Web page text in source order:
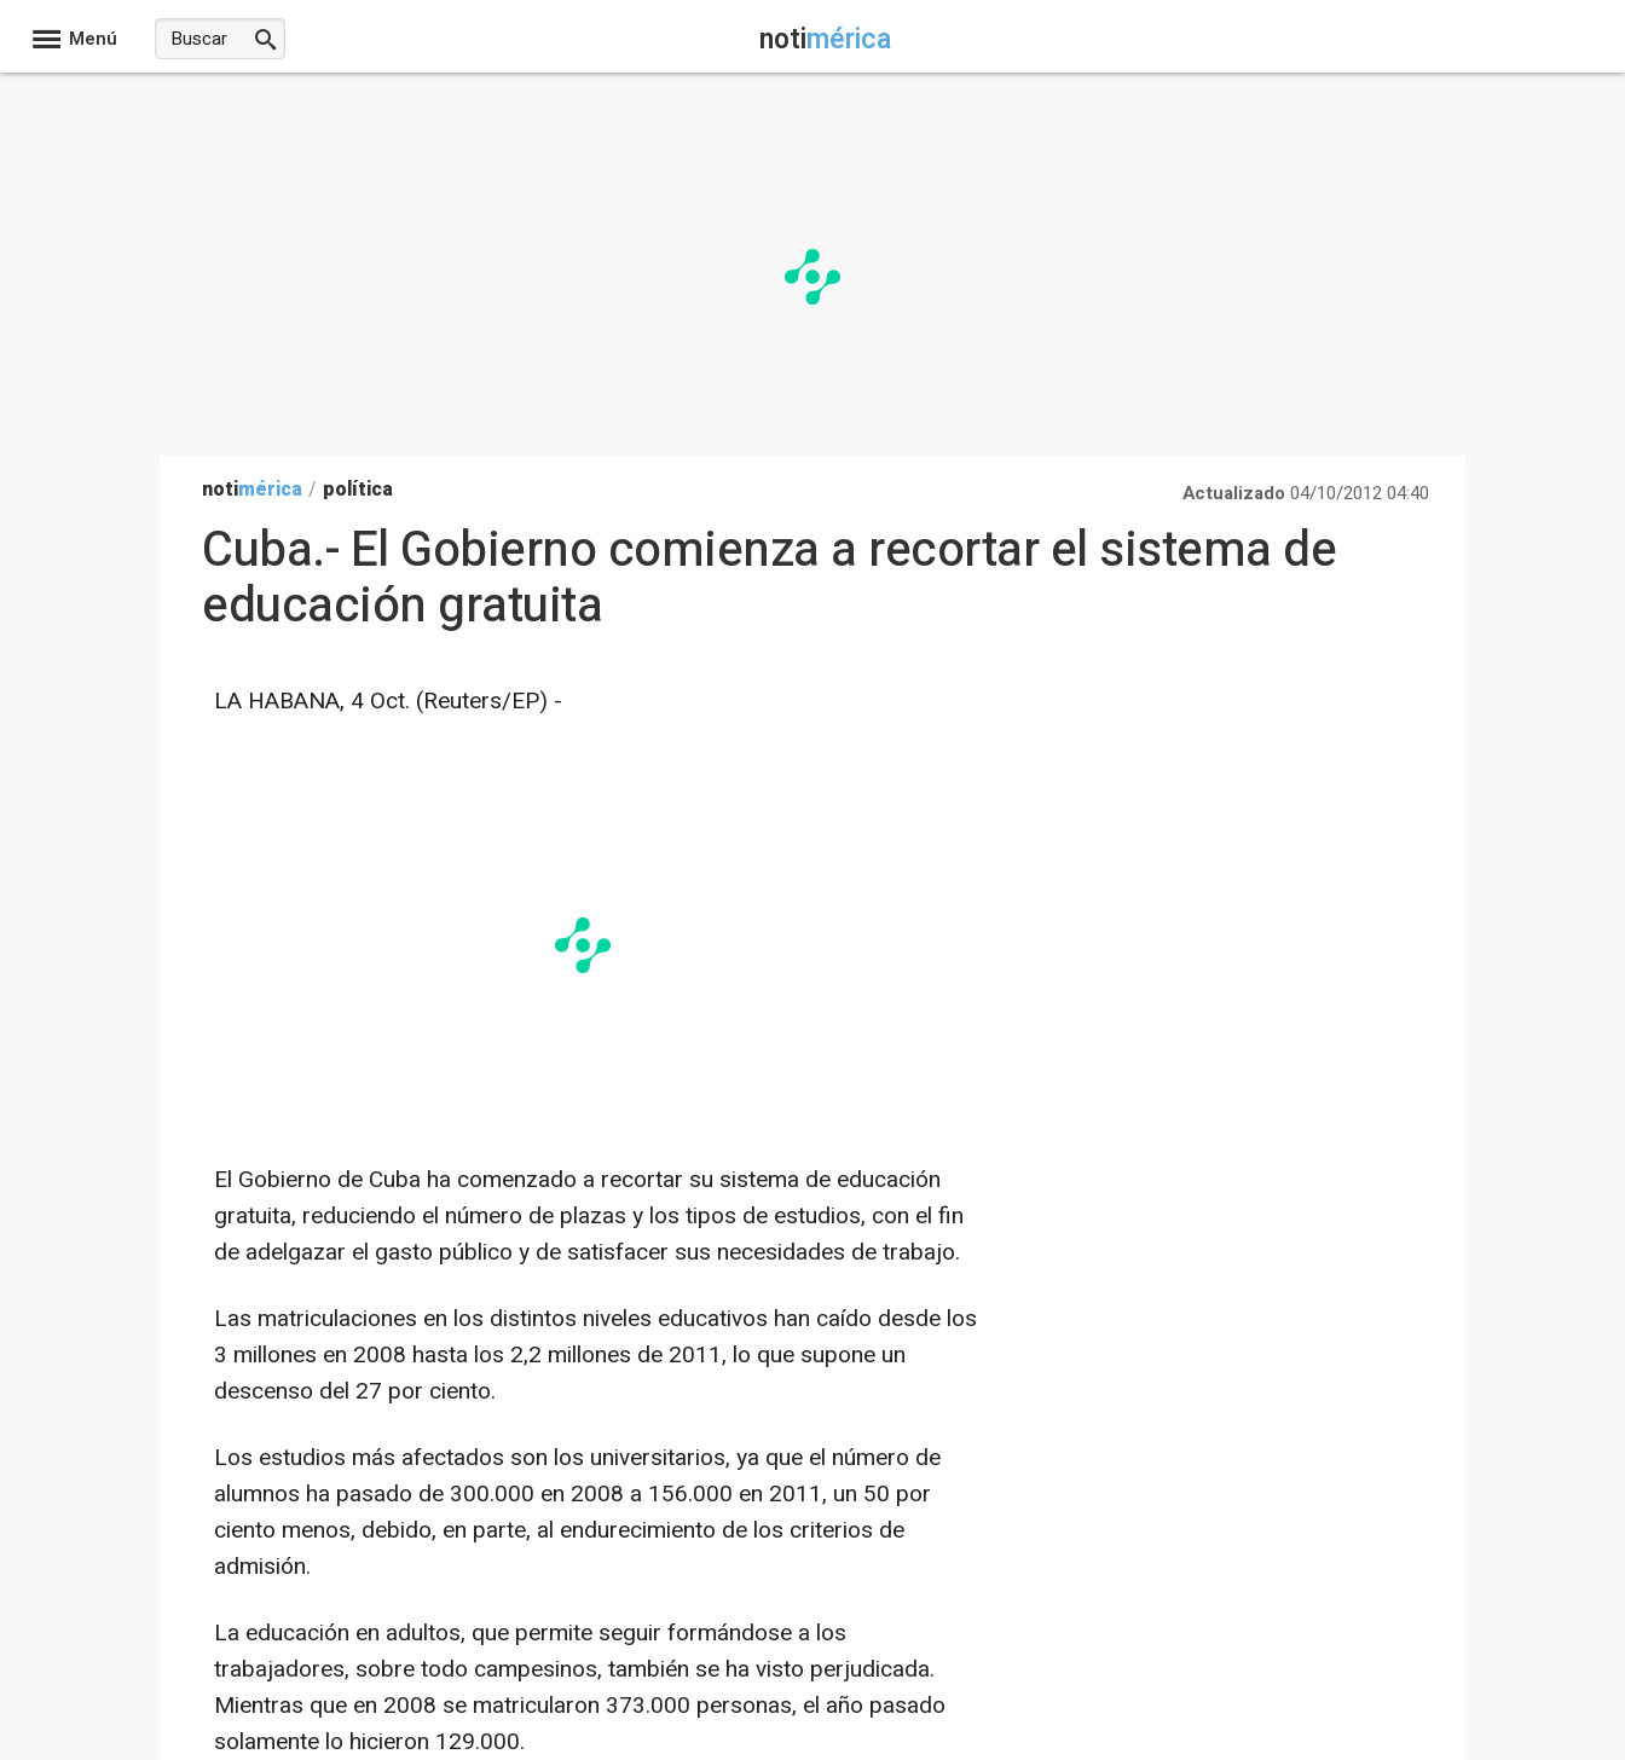
Menú notimérica
notimérica / política Actualizado 04/10/2012 04:40
Cuba.- El Gobierno comienza a recortar el sistema de
educación gratuita
LA HABANA, 4 Oct. (Reuters/EP) -
El Gobierno de Cuba ha comenzado a recortar su sistema de educación
gratuita, reduciendo el número de plazas y los tipos de estudios, con el fin
de adelgazar el gasto público y de satisfacer sus necesidades de trabajo.
Las matriculaciones en los distintos niveles educativos han caído desde los
3 millones en 2008 hasta los 2,2 millones de 2011, lo que supone un
descenso del 27 por ciento.
Los estudios más afectados son los universitarios, ya que el número de
alumnos ha pasado de 300.000 en 2008 a 156.000 en 2011, un 50 por
ciento menos, debido, en parte, al endurecimiento de los criterios de
admisión.
La educación en adultos, que permite seguir formándose a los
trabajadores, sobre todo campesinos, también se ha visto perjudicada.
Mientras que en 2008 se matricularon 373.000 personas, el año pasado
solamente lo hicieron 129.000.